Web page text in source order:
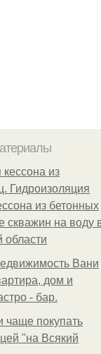
кессона из
Гидроизоляция
из бетонных
скважин на воду
области
Вани
дом и
- бар.
чаще покупать
"на Всякий